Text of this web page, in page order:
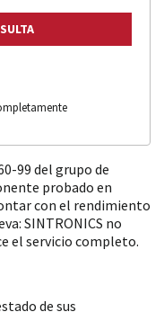
99 del grupo de
probado en
con el rendimiento
SINTRONICS no
el servicio completo.
de sus